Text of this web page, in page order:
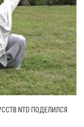
NTD ПОДЕЛИЛСЯ